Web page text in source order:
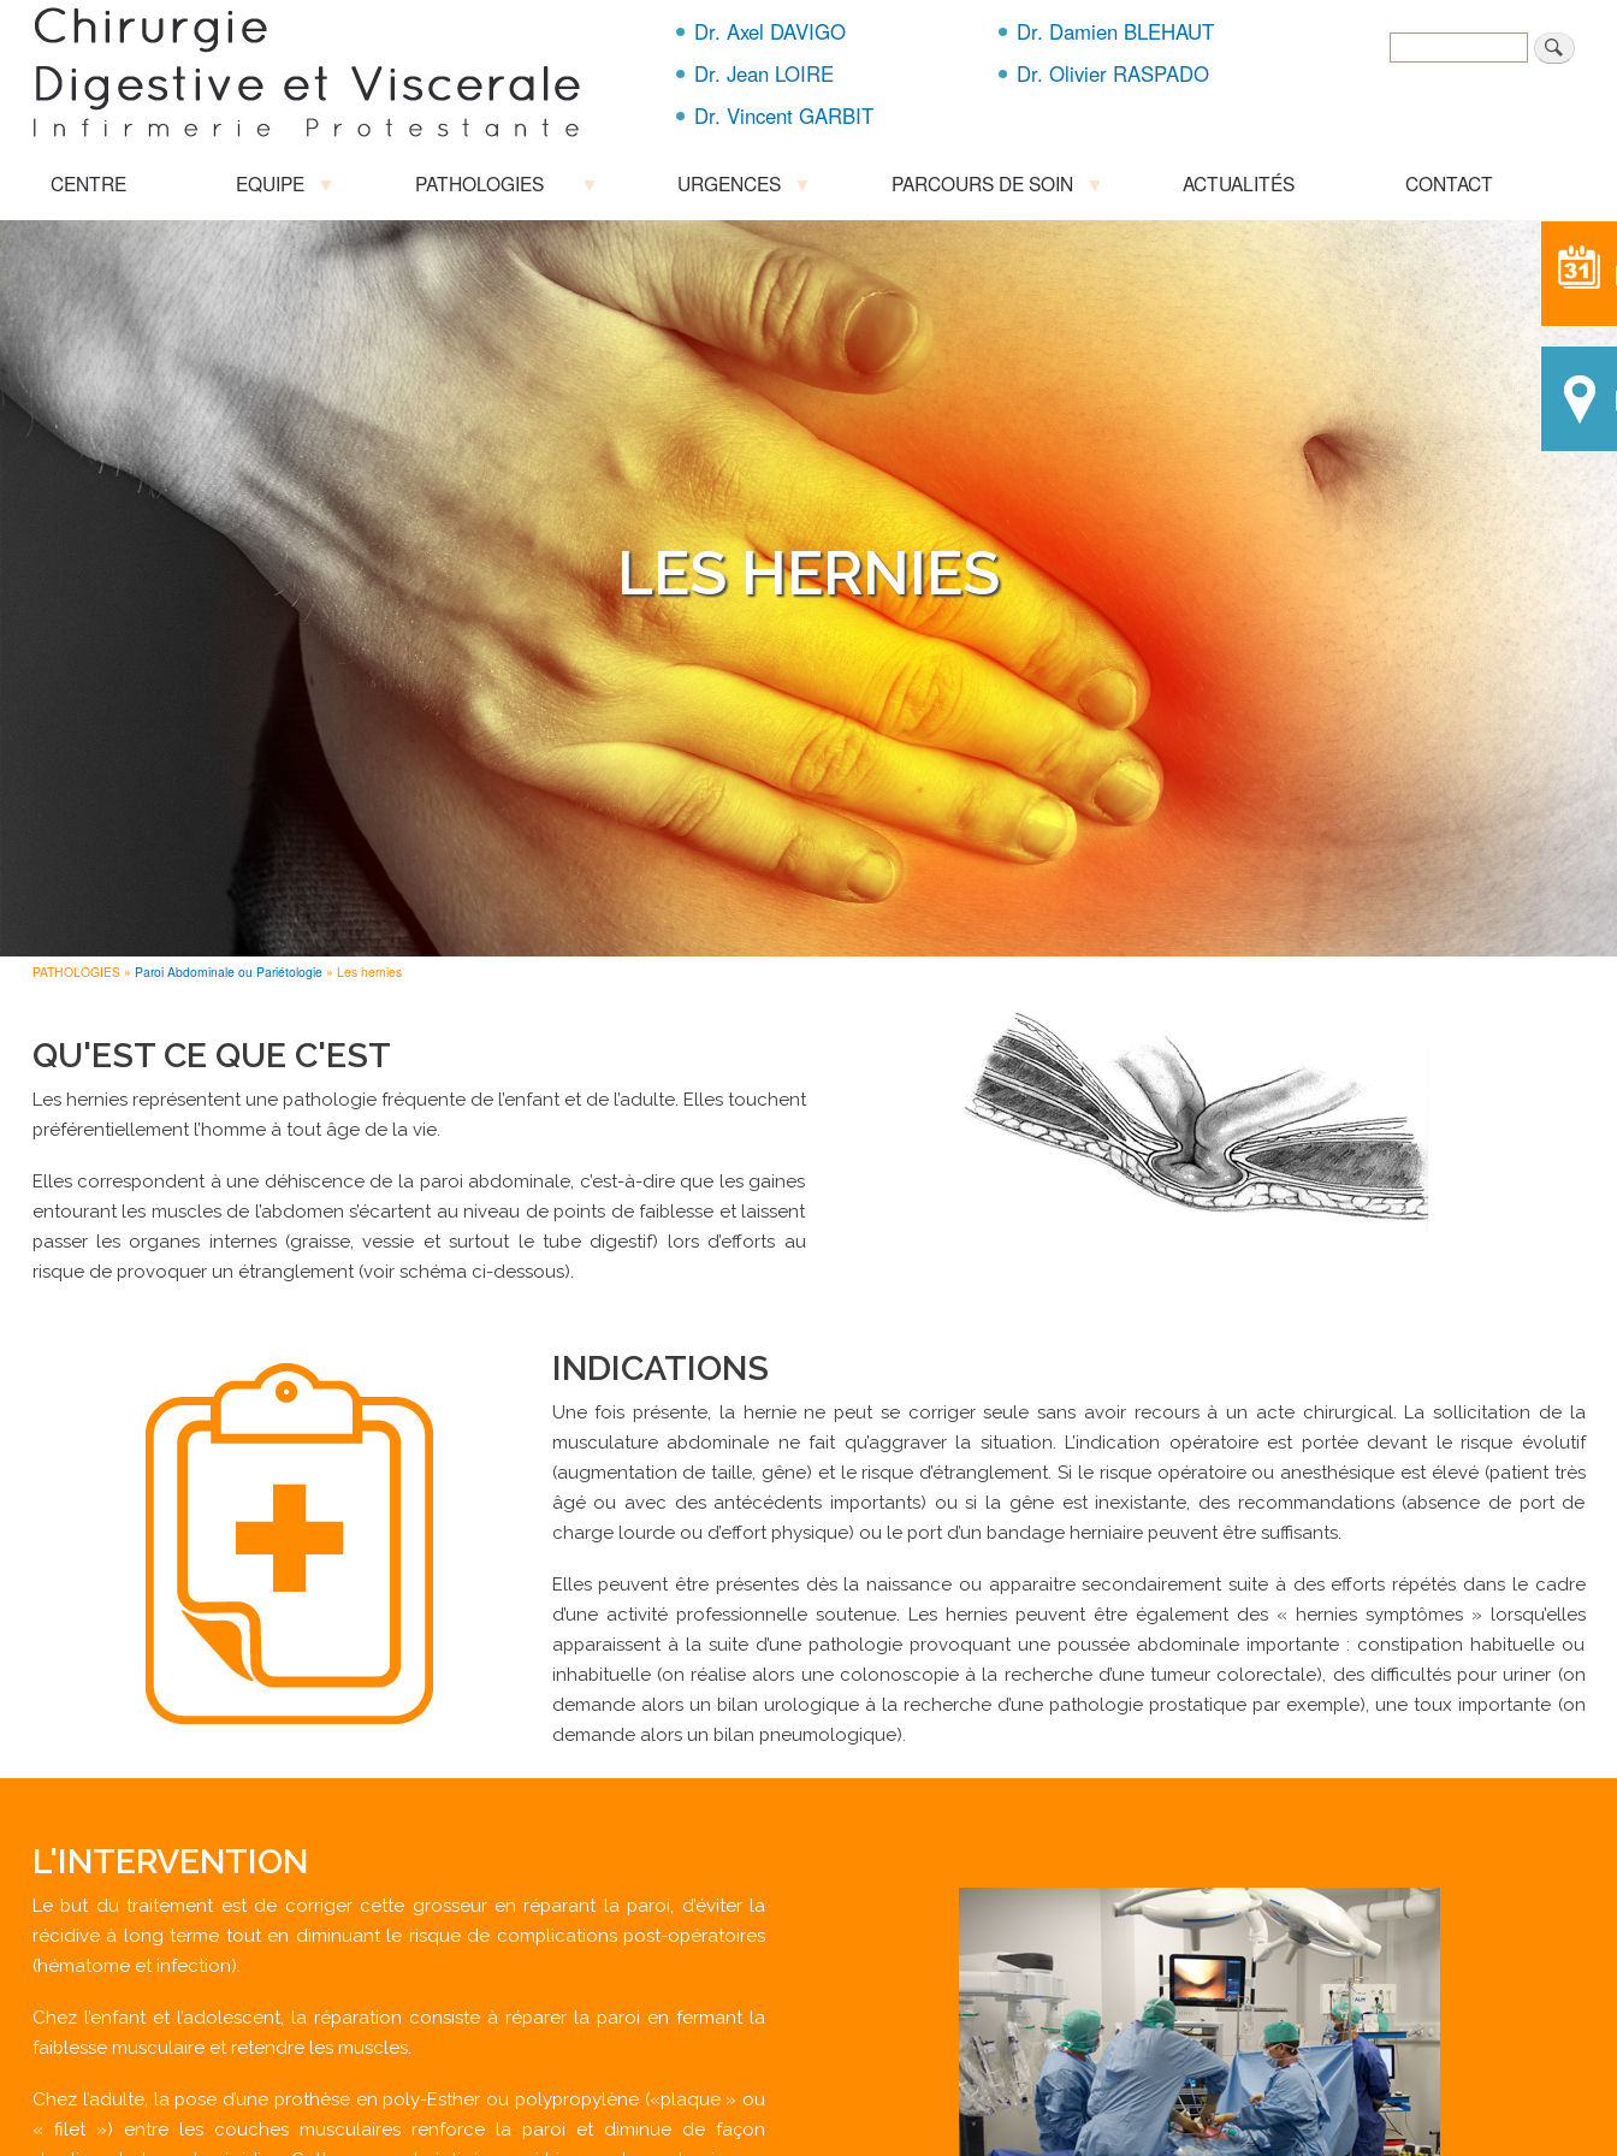
au
contenu
Dr. Axel DAVIGO
Dr. Damien BLEHAUT
Dr. Jean LOIRE
Dr. Olivier RASPADO
Dr. Vincent GARBIT
CENTRE EQUIPE PATHOLOGIES URGENCES PARCOURS DE SOIN ACTUALITÉS CONTACT
LES HERNIES
D'ARIANE
PATHOLOGIES Paroi Abdominale ou Pariétologie Les hernies
QU'EST CE QUE C'EST
Les hernies représentent une pathologie fréquente de l’enfant et de l’adulte. Elles touchent
préférentiellement l’homme à tout âge de la vie.
Elles correspondent à une déhiscence de la paroi abdominale, c’est-à-dire que les gaines
entourant les muscles de l’abdomen s’écartent au niveau de points de faiblesse et laissent
passer les organes internes (graisse, vessie et surtout le tube digestif) lors d’efforts au
risque de provoquer un étranglement (voir schéma ci-dessous).
INDICATIONS
Une fois présente, la hernie ne peut se corriger seule sans avoir recours à un acte chirurgical. La sollicitation de la
musculature abdominale ne fait qu’aggraver la situation. L’indication opératoire est portée devant le risque évolutif
(augmentation de taille, gêne) et le risque d’étranglement. Si le risque opératoire ou anesthésique est élevé (patient très
âgé ou avec des antécédents importants) ou si la gêne est inexistante, des recommandations (absence de port de
charge lourde ou d’effort physique) ou le port d’un bandage herniaire peuvent être suffisants.
Elles peuvent être présentes dès la naissance ou apparaitre secondairement suite à des efforts répétés dans le cadre
d’une activité professionnelle soutenue. Les hernies peuvent être également des « hernies symptômes » lorsqu’elles
apparaissent à la suite d’une pathologie provoquant une poussée abdominale importante : constipation habituelle ou
inhabituelle (on réalise alors une colonoscopie à la recherche d’une tumeur colorectale), des difficultés pour uriner (on
demande alors un bilan urologique à la recherche d’une pathologie prostatique par exemple), une toux importante (on
demande alors un bilan pneumologique).
L'INTERVENTION
Le but du traitement est de corriger cette grosseur en réparant la paroi, d’éviter la
récidive à long terme tout en diminuant le risque de complications post-opératoires
(hématome et infection).
Chez l’enfant et l’adolescent, la réparation consiste à réparer la paroi en fermant la
faiblesse musculaire et retendre les muscles.
Chez l’adulte, la pose d’une prothèse en poly-Esther ou polypropylène («plaque » ou
« filet ») entre les couches musculaires renforce la paroi et diminue de façon